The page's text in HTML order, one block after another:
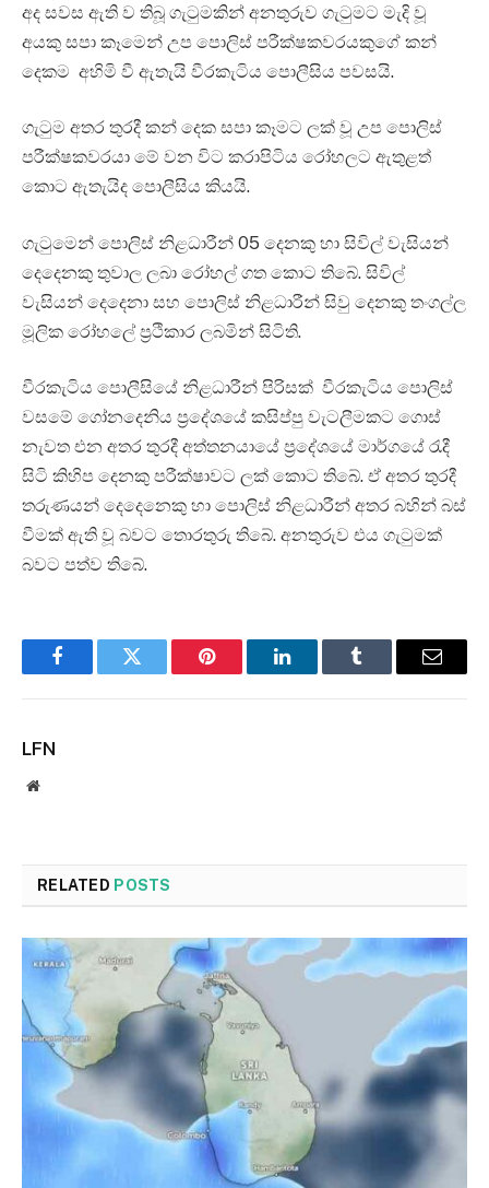
අද සවස ඇති ව තිබූ ගැටුමකින් අනතුරුව ගැටුමට මැදි වූ
අයකු සපා කෑමෙන් උප පොලිස් පරීක්ෂකවරයකුගේ කන්
දෙකම අහිමි වී ඇතැයි වීරකැටිය පොලීසිය පවසයි.
ගැටුම අතර තුරදී කන් දෙක සපා කෑමට ලක් වූ උප පොලිස්
පරීක්ෂකවරයා මේ වන විට කරාපිටිය රෝහලට ඇතුළත්
කොට ඇතැයිද පොලීසිය කියයි.
ගැටුමෙන් පොලිස් නිළධාරීන් 05 දෙනකු හා සිවිල් වැසියන්
දෙදෙනකු තුවාල ලබා රෝහල් ගත කොට තිබේ. සිවිල්
වැසියන් දෙදෙනා සහ පොලිස් නිළධාරීන් සිවු දෙනකු තංගල්ල
මූලික රෝහලේ ප්‍රථිකාර ලබමින් සිටිති.
වීරකැටිය පොලීසියේ නිළධාරීන් පිරිසක් වීරකැටිය පොලිස්
වසමේ ගෝනදෙනිය ප්‍රදේශයේ කසිප්පු වැටලීමකට ගොස්
නැවත එන අතර තුරදී අත්තනයායේ ප්‍රදේශයේ මාර්ගයේ රැදී
සිටි කිහිප දෙනකු පරීක්ෂාවට ලක් කොට තිබේ. ඒ අතර තුරදී
තරුණයන් දෙදෙනෙකු හා පොලිස් නිළධාරීන් අතර බහින් බස්
වීමක් ඇති වූ බවට තොරතුරු තිබේ. අනතුරුව එය ගැටුමක්
බවට පත්ව තිබේ.
FacebookTwitter Pinterest LinkedInTumblr Email
LFN
Website
RELATED POSTS